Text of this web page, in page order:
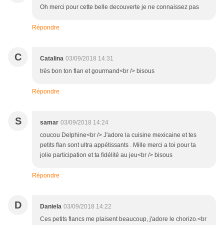
Oh merci pour cette belle decouverte je ne connaissez pas
Répondre
C Catalina 03/09/2018 14:31
très bon ton flan et gourmand<br /> bisous
Répondre
S samar 03/09/2018 14:24
coucou Delphine<br /> J'adore la cuisine mexicaine et tes
petits flan sont ultra appétissants . Mille merci a toi pour ta
jolie participation et ta fidélité au jeu<br /> bisous
Répondre
D Daniela 03/09/2018 14:22
Ces petits flancs me plaisent beaucoup, j'adore le chorizo.<br